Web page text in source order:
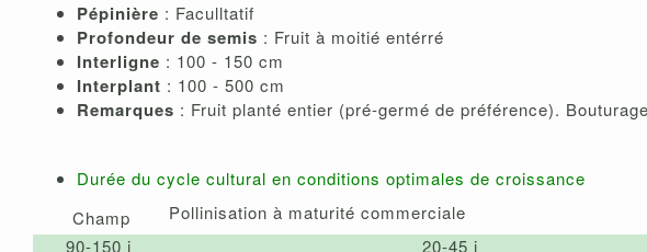
Pépinière : Faculltatif
Profondeur de semis : Fruit à moitié entérré
Interligne : 100 - 150 cm
Interplant : 100 - 500 cm
Remarques : Fruit planté entier (pré-germé de préférence).
Durée du cycle cultural en conditions optimales de croissance
Champ
Pollinisation à maturité commerciale
90-150 j
20-45 j